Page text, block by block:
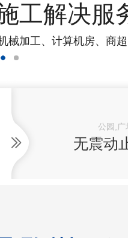
工解决服
加工、计算机房、商
公园,广
无震动